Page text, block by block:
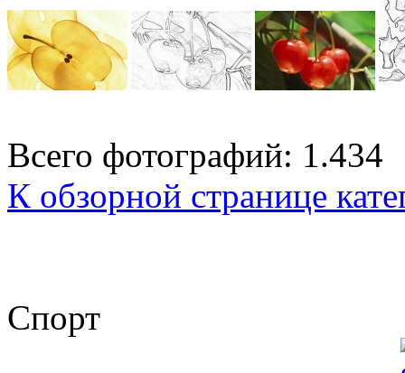
Всего фотографий: 1.434
К обзорной странице
Спорт